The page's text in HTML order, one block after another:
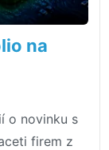
na
o novinku s
firem z